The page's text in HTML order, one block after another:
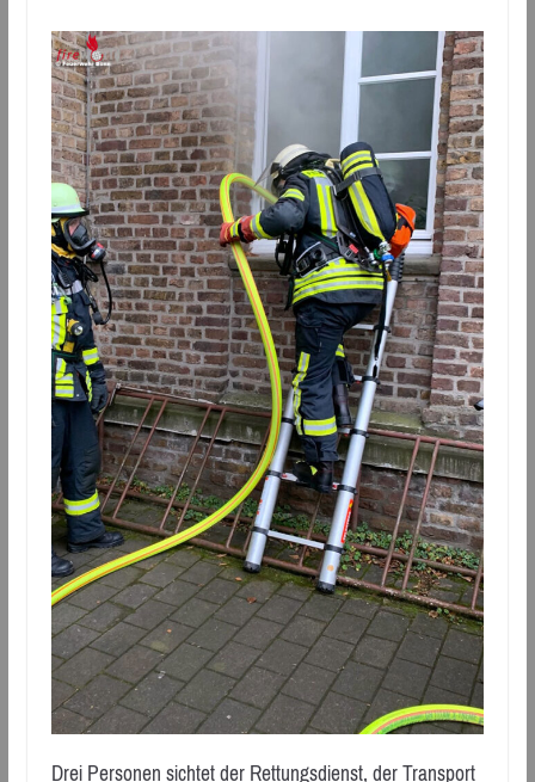
Drei Personen sichtet der Rettungsdienst, der Transport